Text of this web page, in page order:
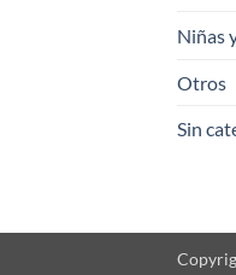
Niñas
Otros
Sin